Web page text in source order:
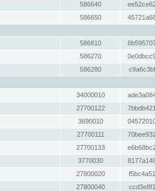
586640
586650
586810
586270
586280
34000010
27700122
3690010
27700111
27700133
3770030
27800020
27800040